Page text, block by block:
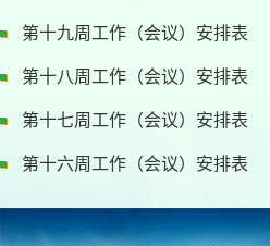
第十九周工作（会议）安排表
第十八周工作（会议）安排表
第十七周工作（会议）安排表
第十六周工作（会议）安排表